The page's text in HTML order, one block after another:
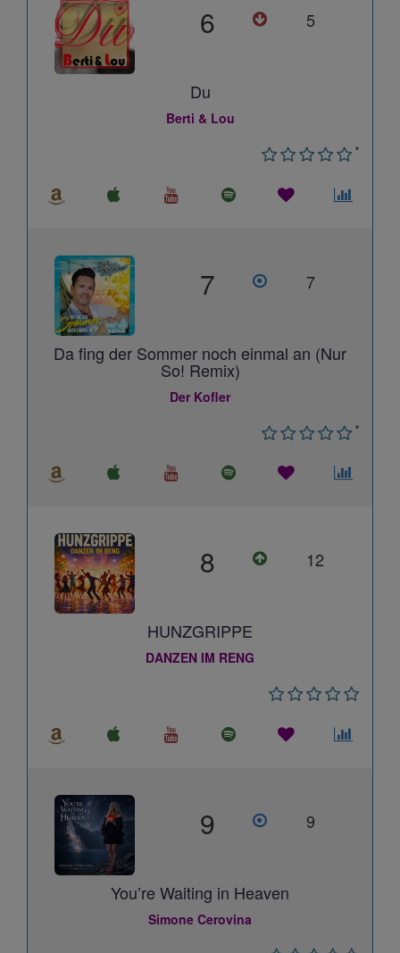
6 5
Du
Berti & Lou
*
7 7
Da fing der Sommer noch einmal an (Nur
So! Remix)
Der Kofler
*
8 12
HUNZGRIPPE
DANZEN IM RENG
9 9
You’re Waiting in Heaven
Simone Cerovina